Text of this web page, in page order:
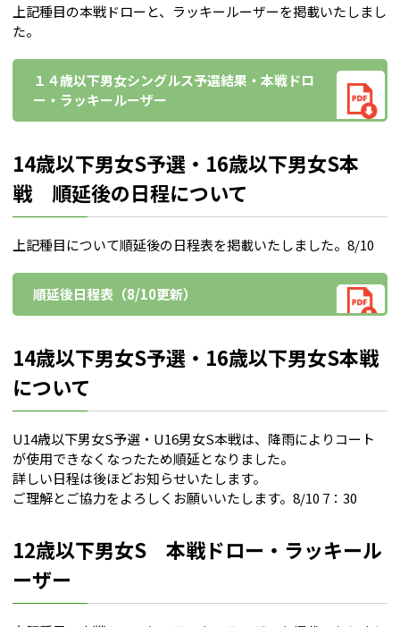
上記種目の本戦ドローと、ラッキールーザーを掲載いたしまし
た。
１４歳以下男女シングルス予選結果・本戦ドロ
ー・ラッキールーザー
14歳以下男女S予選・16歳以下男女S本
戦 順延後の日程について
上記種目について順延後の日程表を掲載いたしました。8/10
順延後日程表（8/10更新）
14歳以下男女S予選・16歳以下男女S本戦
について
U14歳以下男女S予選・U16男女S本戦は、降雨によりコート
が使用できなくなったため順延となりました。
詳しい日程は後ほどお知らせいたします。
ご理解とご協力をよろしくお願いいたします。8/10 7：30
12歳以下男女S 本戦ドロー・ラッキール
ーザー